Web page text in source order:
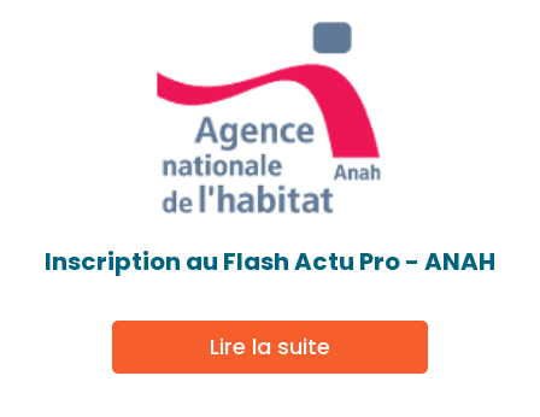
Inscription au Flash Actu Pro - ANAH
Lire la suite